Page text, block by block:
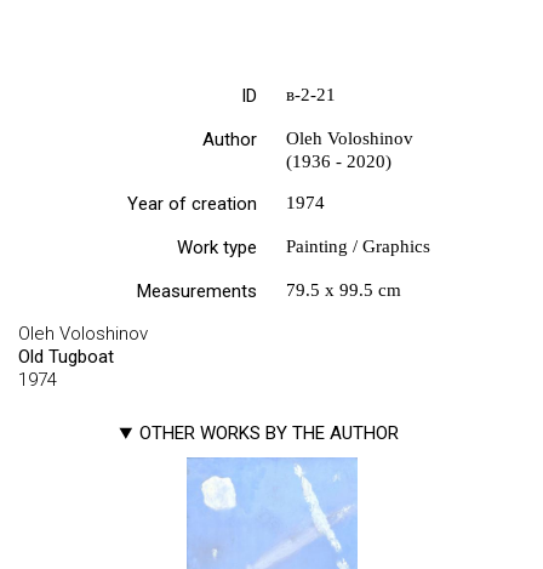
Oleh Voloshinov
Old Tugboat
1974
OTHER WORKS BY THE AUTHOR
ID в-2-21
Author
Oleh Voloshinov
(1936 - 2020)
Year of creation 1974
Work type Painting / Graphics
Measurements 79.5 х 99.5 cm